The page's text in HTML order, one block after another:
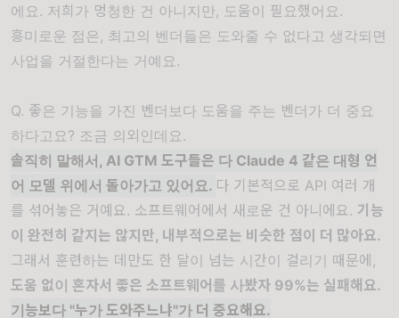
에요. 저희가 멍청한 건 아니지만, 도움이 필요했어요.
흥미로운 점은, 최고의 벤더들은 도와줄 수 없다고 생각되면
사업을 거절한다는 거예요.
Q. 좋은 기능을 가진 벤더보다 도움을 주는 벤더가 더 중요
하다고요? 조금 의외인데요.
솔직히 말해서, AI GTM 도구들은 다 Claude 4 같은 대형 언
어 모델 위에서 돌아가고 있어요. 다 기본적으로 API 여러 개
를 섞어놓은 거예요. 소프트웨어에서 새로운 건 아니에요. 기능
이 완전히 같지는 않지만, 내부적으로는 비슷한 점이 더 많아요.
그래서 훈련하는 데만도 한 달이 넘는 시간이 걸리기 때문에,
도움 없이 혼자서 좋은 소프트웨어를 사봤자 99%는 실패해요.
기능보다 "누가 도와주느냐"가 더 중요해요.